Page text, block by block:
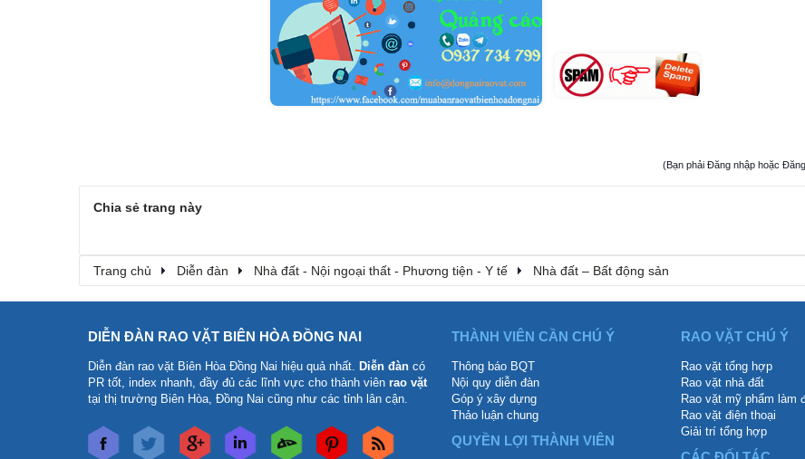
(Bạn phải Đăng nhập hoặc
Chia sẻ trang này
Trang chủ Diễn đàn Nhà đất - Nội ngoại thất - Phương tiện - Y tế Nhà đất – Bất động sản
DIỄN ĐÀN RAO VẶT BIÊN HÒA ĐỒNG NAI
Diễn đàn rao vặt Biên Hòa Đồng Nai hiệu quả nhất. Diễn đàn có
PR tốt, index nhanh, đầy đủ các lĩnh vực cho thành viên rao vặt
tại thị trường Biên Hòa, Đồng Nai cũng như các tỉnh lân cận.
THÀNH VIÊN CẦN CHÚ Ý
Thông báo BQT
Nội quy diễn đàn
Góp ý xây dựng
Thảo luận chung
QUYỀN LỢI THÀNH VIÊN
RAO VẶT CHÚ Ý
Rao vặt tổng hợp
Rao vặt nhà đất
Rao vặt mỹ phẩm làm
Rao vặt điện thoại
Giải trí tổng hợp